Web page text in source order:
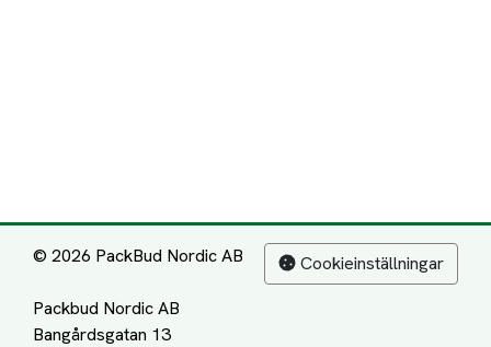
© 2026 PackBud Nordic AB
Packbud Nordic AB
Bangårdsgatan 13
Cookieinställningar